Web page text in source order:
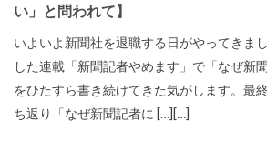
い」と問われて】
いよいよ新聞社を退職する日がやってきま
した連載「新聞記者やめます」で「なぜ新
をひたすら書き続けてきた気がします。最
ち返り「なぜ新聞記者に […][…]